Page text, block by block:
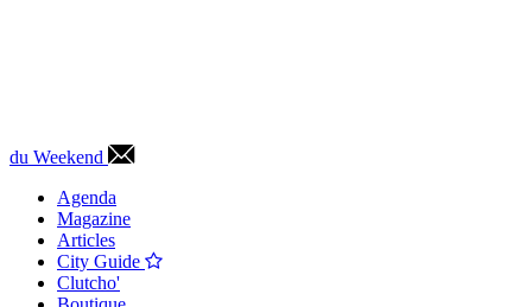
du Weekend
Agenda
Magazine
Articles
City Guide
Clutcho'